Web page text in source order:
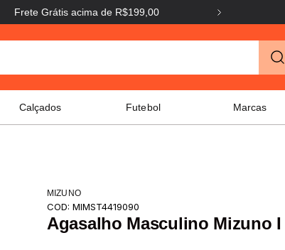
Frete Grátis acima de R$199,00
Calçados Futebol Marcas
MIZUNO
COD:MIMST4419090
Agasalho Masculino Mizuno I